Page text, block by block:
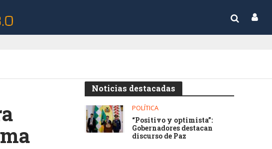
Noticias destacadas
POLÍTICA
“Positivo y optimista”:
Gobernadores destacan
discurso de Paz